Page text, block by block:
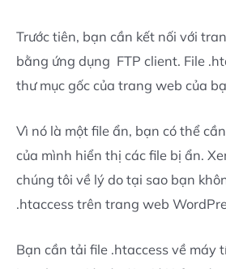
Trước tiên, bạn cần kết nối với
bằng ứng dụng FTP client. File
thư mục gốc của trang web của
Vì nó là một file ẩn, bạn có thể
của mình hiển thị các file bị ẩn.
chúng tôi về lý do tại sao bạn
.htaccess trên trang web
Bạn cần tải file .htaccess về máy